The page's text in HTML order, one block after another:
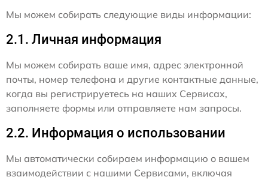
Мы можем собирать следующие виды информации:
2.1. Личная информация
Мы можем собирать ваше имя, адрес электронной
почты, номер телефона и другие контактные данные,
когда вы регистрируетесь на наших Сервисах,
заполняете формы или отправляете нам запросы.
2.2. Информация о использовании
Мы автоматически собираем информацию о вашем
взаимодействии с нашими Сервисами, включая